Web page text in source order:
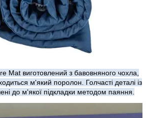
Mat виготовлений з бавовняного чохла,
м'який поролон. Голчасті деталі із
до м'якої підкладки методом паяння.